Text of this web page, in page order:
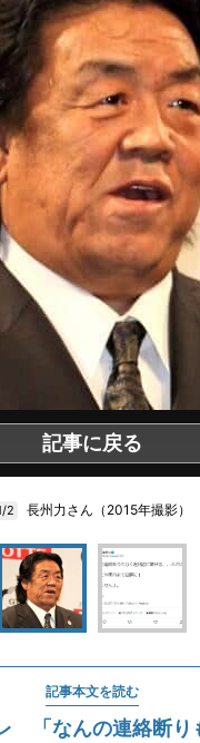
記事に戻る
2 長州力さん（2015年撮影）
記事本文を読む
「なんの連絡断り